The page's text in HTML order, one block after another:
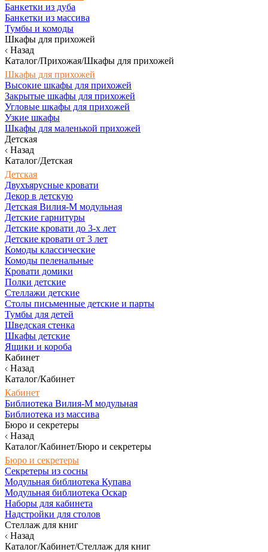
Банкетки из дуба
Банкетки из массива
Тумбы и комоды
Шкафы для прихожей
Назад
Каталог/Прихожая/Шкафы для прихожей
Шкафы для прихожей
Высокие шкафы для прихожей
Закрытые шкафы для прихожей
Угловые шкафы для прихожей
Узкие шкафы
Шкафы для маленькой прихожей
Детская
Назад
Каталог/Детская
Детская
Двухъярусные кровати
Декор в детскую
Детская Вилия-М модульная
Детские гарнитуры
Детские кровати до 3-х лет
Детские кровати от 3 лет
Комоды классические
Комоды пеленальные
Кровати домики
Полки детские
Стеллажи детские
Столы письменные детские и парты
Тумбы для детей
Шведская стенка
Шкафы детские
Ящики и короба
Кабинет
Назад
Каталог/Кабинет
Кабинет
Библиотека Вилия-М модульная
Библиотека из массива
Бюро и секретеры
Назад
Каталог/Кабинет/Бюро и секретеры
Бюро и секретеры
Секретеры из сосны
Модульная библиотека Купава
Модульная библиотека Оскар
Наборы для кабинета
Надстройки для столов
Стеллаж для книг
Назад
Каталог/Кабинет/Стеллаж для книг